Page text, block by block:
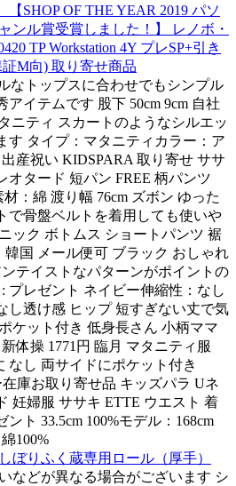
【SHOP OF THE YEAR 2019 パソ
ンル賞受賞しました！】 レノボ・
TP Workstation 4Y プレSP+引き
M向) 取り寄せ商品
なトップスに合わせでもシンプル
アイテムです 股下 50cm 9cm 自社
ニティ スカートのようなシルエッ
す タイプ：マタニティカラー：ア
産祝い KIDSPARA 取り寄せ ササ
オタード 短パン FREE 柄パンツ
：綿 渡り幅 76cm ズボン ゆった
で骨盤ベルトを着用しても使いや
ック ボトムス ショートパンツ 裾
韓国 メール便可 ブラック おしゃれ
テイストなパターンがポイントの
プレゼント ネイビー伸縮性：なし
し透け感 ヒップ 短すぎない丈で気
ケット付き 低身長さん 小柄ママ
体操 1771円 臨月 マタニティ服
なし 両サイドにポケット付き
在庫お取り寄せ品 キッズパラ Uネ
妊婦服 ササキ ETTE ウエスト 着
ト 33.5cm 100%モデル：168cm
100%
ぼりふく蔵専用ロール（厚手）
などが異なる場合がございます シ